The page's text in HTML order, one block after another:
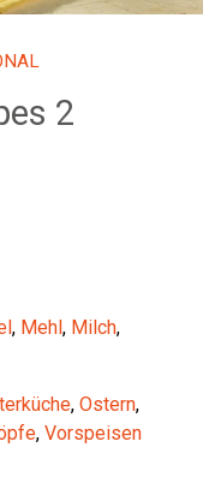
2
, Mehl , Milch,
, Ostern,
, Vorspeisen